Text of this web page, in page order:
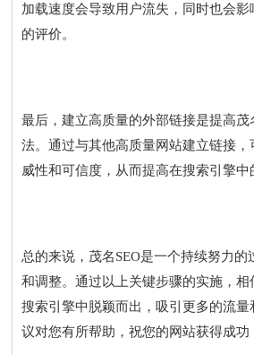
加载速度会导致用户流失，同时也会
的评价。
最后，建立高质量的外部链接是提高茂
法。通过与其他高质量网站建立链接，
威性和可信度，从而提高在搜索引擎中
总的来说，茂名SEO是一个持续努力
和调整。通过以上关键步骤的实施，相
搜索引擎中脱颖而出，吸引更多的流量
议对您有所帮助，祝您的网站获得成功